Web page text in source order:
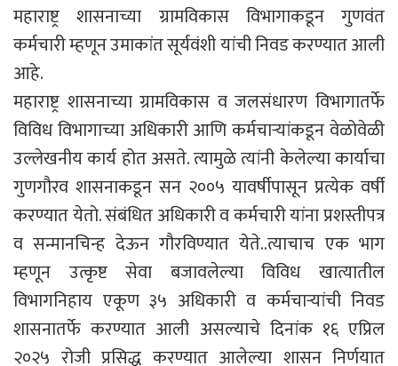
महाराष्ट्र शासनाच्या ग्रामविकास विभागाकडून गुणवंत
कर्मचारी म्हणून उमाकांत सूर्यवंशी यांची निवड करण्यात आली
आहे.
महाराष्ट्र शासनाच्या ग्रामविकास व जलसंधारण विभागातर्फे
विविध विभागाच्या अधिकारी आणि कर्मचाऱ्यांकडून वेळोवेळी
उल्लेखनीय कार्य होत असते. त्यामुळे त्यांनी केलेल्या कार्याचा
गुणगौरव शासनाकडून सन २००५ यावर्षीपासून प्रत्येक वर्षी
करण्यात येतो. संबंधित अधिकारी व कर्मचारी यांना प्रशस्तीपत्र
व सन्मानचिन्ह देऊन गौरविण्यात येते..त्याचाच एक भाग
म्हणून उत्कृष्ट सेवा बजावलेल्या विविध खात्यातील
विभागनिहाय एकूण ३५ अधिकारी व कर्मचाऱ्यांची निवड
शासनातर्फे करण्यात आली असल्याचे दिनांक १६ एप्रिल
२०२५ रोजी प्रसिद्ध करण्यात आलेल्या शासन निर्णयात